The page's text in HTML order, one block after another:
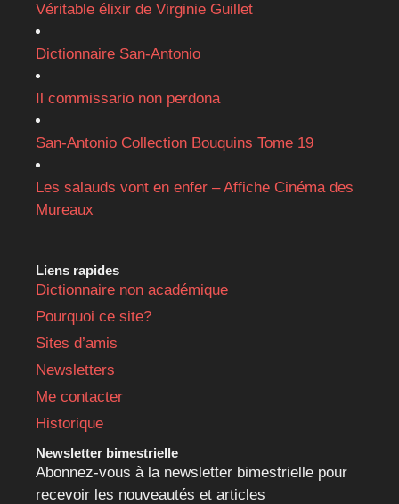
Véritable élixir de Virginie Guillet
Dictionnaire San-Antonio
Il commissario non perdona
San-Antonio Collection Bouquins Tome 19
Les salauds vont en enfer – Affiche Cinéma des
Mureaux
Liens rapides
Dictionnaire non académique
Pourquoi ce site?
Sites d’amis
Newsletters
Me contacter
Historique
Newsletter bimestrielle
Abonnez-vous à la newsletter bimestrielle pour
recevoir les nouveautés et articles